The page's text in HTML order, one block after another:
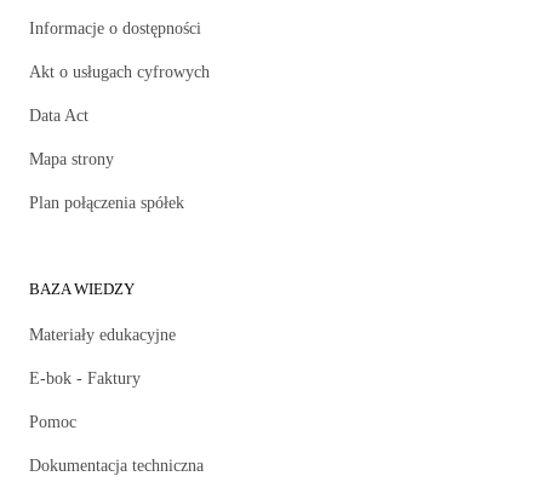
Informacje o dostępności
Akt o usługach cyfrowych
Data Act
Mapa strony
Plan połączenia spółek
BAZA WIEDZY
Materiały edukacyjne
E-bok - Faktury
Pomoc
Dokumentacja techniczna